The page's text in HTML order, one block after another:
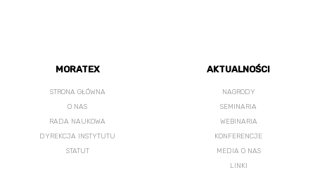
MORATEX
STRONA GŁÓWNA
O NAS
RADA NAUKOWA
DYREKCJA INSTYTUTU
STATUT
AKTUALNOŚCI
NAGRODY
SEMINARIA
WEBINARIA
KONFERENCJE
MEDIA O NAS
LINKI